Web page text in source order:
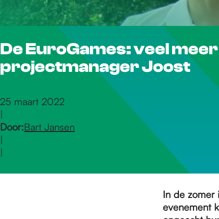
De EuroGames: veel
projectmanager Joost
25 maart 2022
|
Door:Bart Jansen
|
|
In de zomer
evenement